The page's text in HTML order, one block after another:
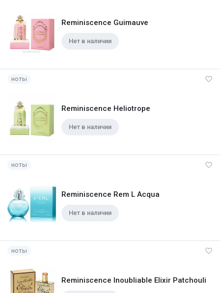
Reminiscence Guimauve
Нет в наличии
ноты
Reminiscence Heliotrope
Нет в наличии
ноты
Reminiscence Rem L Acqua
Нет в наличии
ноты
Reminiscence Inoubliable Elixir Patchouli